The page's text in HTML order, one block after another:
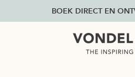
BOEK DIRECT EN